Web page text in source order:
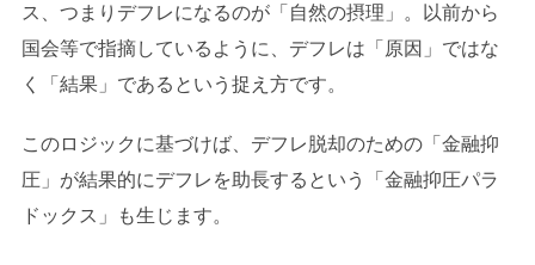
ス、つまりデフレになるのが「自然の摂理」。以前から
国会等で指摘しているように、デフレは「原因」ではな
く「結果」であるという捉え方です。
このロジックに基づけば、デフレ脱却のための「金融抑
圧」が結果的にデフレを助長するという「金融抑圧パラ
ドックス」も生じます。